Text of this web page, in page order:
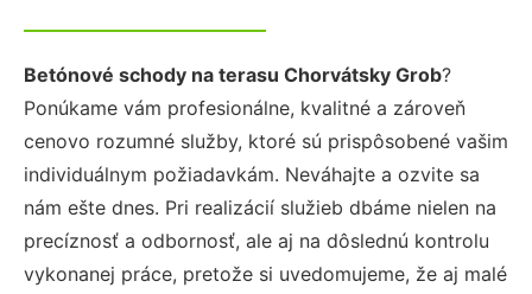
Betónové schody na terasu Chorvátsky Grob?
Ponúkame vám profesionálne, kvalitné a zároveň
cenovo rozumné služby, ktoré sú prispôsobené vašim
individuálnym požiadavkám. Neváhajte a ozvite sa
nám ešte dnes. Pri realizácií služieb dbáme nielen na
precíznosť a odbornosť, ale aj na dôslednú kontrolu
vykonanej práce, pretože si uvedomujeme, že aj malé